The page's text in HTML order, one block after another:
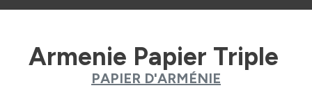
Armenie Papier Triple
PAPIER D'ARMÉNIE